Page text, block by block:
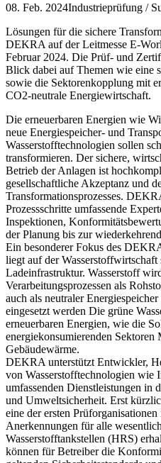
08. Feb. 2024Industrieprüfung /
Lösungen für die sichere
DEKRA auf der Leitmesse E-
Februar 2024. Die Prüf- und
Blick dabei auf Themen wie eine
sowie die Sektorenkopplung mit
CO2-neutrale Energiewirtschaft.
Die erneuerbaren Energien wie
neue Energiespeicher- und
Wasserstofftechnologien sollen
transformieren. Der sichere,
Betrieb der Anlagen ist
gesellschaftliche Akzeptanz und
Transformationsprozesses.
Prozessschritte umfassende
Inspektionen,
der Planung bis zur
Ein besonderer Fokus des
liegt auf der
Ladeinfrastruktur. Wasserstoff
Verarbeitungsprozessen als
auch als neutraler
eingesetzt werden Die grüne
erneuerbaren Energien, wie die
energiekonsumierenden
Gebäudewärme.
DEKRA unterstützt Entwickler,
von Wasserstofftechnologien wie
umfassenden Dienstleistungen in
und Umweltsicherheit. Erst
eine der ersten
Anerkennungen für alle
Wasserstofftankstellen (HRS)
können für Betreiber die